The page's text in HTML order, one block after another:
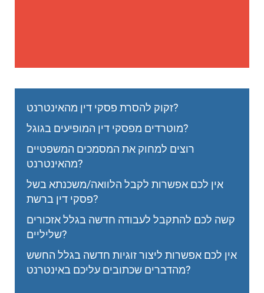
זקוק להסרת פסקי דין מהאינטרנט?
מוטרדים מפסקי דין המופיעים בגוגל?
רוצים למחוק את המסמכים המשפטיים
מהאינטרנט?
אין לכם אפשרות לקבל הלוואה/משכנתא בשל
פסקי דין ברשת?
קשה לכם להתקבל לעבודה חדשה בגלל אזכורים
שליליים?
אין לכם אפשרות ליצור זוגיות חדשה בגלל החשש
מהדברים שכתובים עליכם באינטרנט?